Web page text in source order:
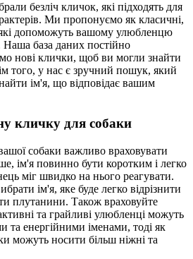
безліч кличок, які підходять для
Ми пропонуємо як класичні,
які допоможуть вашому улюбленцю
Наша база даних постійно
нові клички, щоб ви могли знайти
того, у нас є зручний пошук, який
ім'я, що відповідає вашим
кличку для собаки
собаки важливо враховувати
ім'я повинно бути коротким і легко
міг швидко на нього реагувати.
ім'я, яке буде легко відрізнити
плутанини. Також враховуйте
та грайливі улюбленці можуть
та енергійними іменами, тоді як
можуть носити більш ніжні та